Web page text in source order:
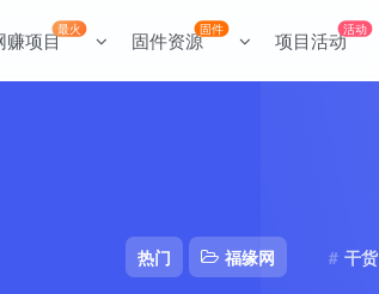
热门 福缘网 干货
赚项目最火 固件资源固件 项目活动活动